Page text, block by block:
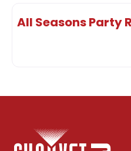
All Seasons Party